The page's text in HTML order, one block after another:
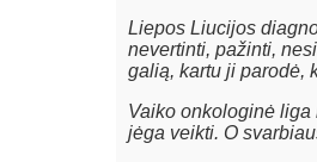
Liepos Liucijos
nevertinti, pažinti,
galią, kartu ji parodė,
Vaiko onkologinė
jėga veikti. O